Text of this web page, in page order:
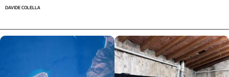
DAVIDE COLELLA